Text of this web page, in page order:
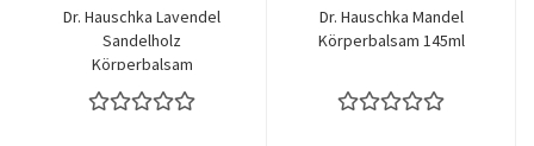
Dr. Hauschka Lavendel
Sandelholz
Körperbalsam
Dr. Hauschka Mandel
Körperbalsam 145ml